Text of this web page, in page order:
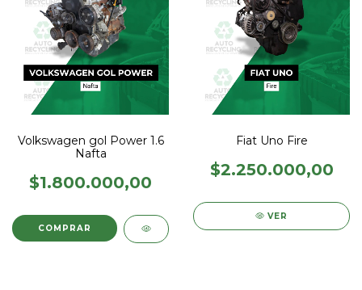
Volkswagen gol Power 1.6
Nafta
$1.800.000,00
Fiat Uno Fire
$2.250.000,00
VER